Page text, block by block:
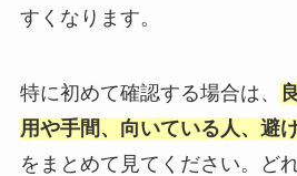
すくなります。
特に初めて確認する場合は、
用や手間、向いている人、避
をまとめて見てください。ど